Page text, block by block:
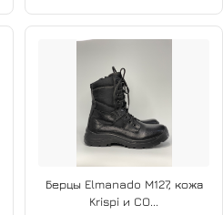
Берцы Elmanado M127, кожа
Krispi и CO...